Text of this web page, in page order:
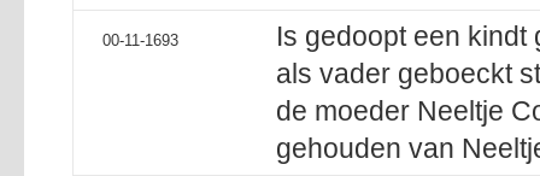
00-11-1693
Is gedoopt een
als vader geboeckt
de moeder Neeltje
gehouden van